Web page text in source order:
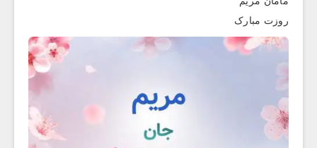
روزت مبارک